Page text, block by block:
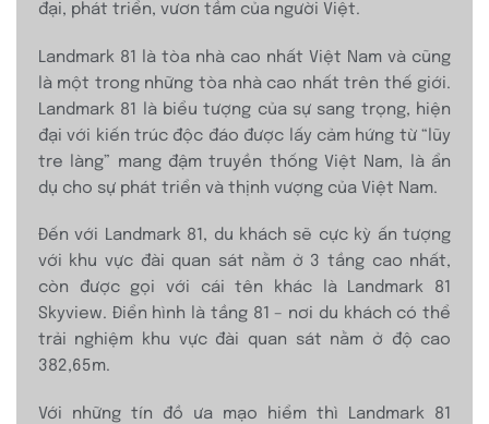
đại, phát triển, vươn tầm của người Việt.
Landmark 81 là tòa nhà cao nhất Việt Nam và cũng
là một trong những tòa nhà cao nhất trên thế giới.
Landmark 81 là biểu tượng của sự sang trọng, hiện
đại với kiến trúc độc đáo được lấy cảm hứng từ “lũy
tre làng” mang đậm truyền thống Việt Nam, là ẩn
dụ cho sự phát triển và thịnh vượng của Việt Nam.
Đến với Landmark 81, du khách sẽ cực kỳ ấn tượng
với khu vực đài quan sát nằm ở 3 tầng cao nhất,
còn được gọi với cái tên khác là Landmark 81
Skyview. Điển hình là tầng 81 – nơi du khách có thể
trải nghiệm khu vực đài quan sát nằm ở độ cao
382,65m.
Với những tín đồ ưa mạo hiểm thì Landmark 81